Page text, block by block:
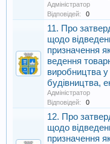
Адміністратор
Відповідей:
0
11. Про
щодо
призначення
ведення
виробництва
будівництва,
Адміністратор
Відповідей:
0
12. Про
щодо
призначення